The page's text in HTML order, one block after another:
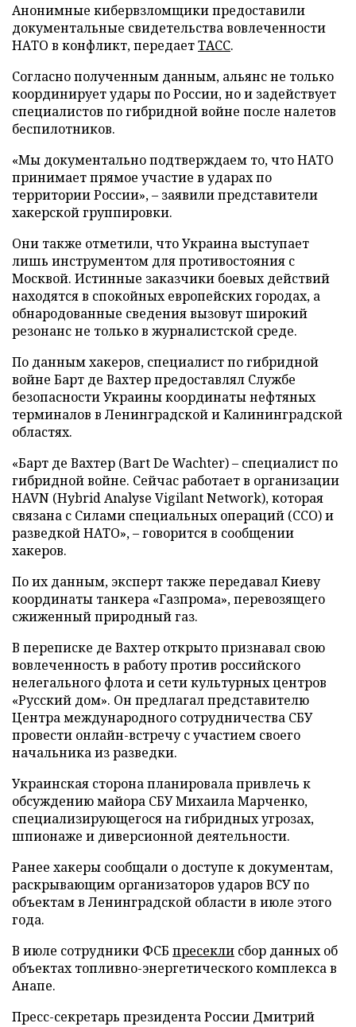
Анонимные кибервзломщики предоставили
документальные свидетельства вовлеченности
НАТО в конфликт, передаетТАСС.
Согласно полученным данным, альянс не только
координирует удары по России, но и задействует
специалистов по гибридной войне после налетов
беспилотников.
«Мы документально подтверждаем то, что НАТО
принимает прямое участие в ударах по
территории России», – заявили представители
хакерской группировки.
Они также отметили, что Украина выступает
лишь инструментом для противостояния с
Москвой. Истинные заказчики боевых действий
находятся в спокойных европейских городах, а
обнародованные сведения вызовут широкий
резонанс не только в журналистской среде.
По данным хакеров, специалист по гибридной
войне Барт де Вахтер предоставлял Службе
безопасности Украины координаты нефтяных
терминалов в Ленинградской и Калининградской
областях.
«Барт де Вахтер (Bart De Wachter) – специалист по
гибридной войне. Сейчас работает в организации
HAVN (Hybrid Analyse Vigilant Network), которая
связана с Силами специальных операций (ССО) и
разведкой НАТО», – говорится в сообщении
хакеров.
По их данным, эксперт также передавал Киеву
координаты танкера «Газпрома», перевозящего
сжиженный природный газ.
В переписке де Вахтер открыто признавал свою
вовлеченность в работу против российского
нелегального флота и сети культурных центров
«Русский дом». Он предлагал представителю
Центра международного сотрудничества СБУ
провести онлайн-встречу с участием своего
начальника из разведки.
Украинская сторона планировала привлечь к
обсуждению майора СБУ Михаила Марченко,
специализирующегося на гибридных угрозах,
шпионаже и диверсионной деятельности.
Ранее хакеры сообщали о доступе к документам,
раскрывающим организаторов ударов ВСУ по
объектам в Ленинградской области в июле этого
года.
В июле сотрудники ФСБ пресекли сбор данных об
объектах топливно-энергетического комплекса в
Анапе.
Пресс-секретарь президента России Дмитрий